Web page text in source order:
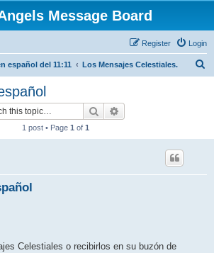
Message Board
Login
Register
español del 11:11 Los Mensajes Celestiales.
Search
1 post • Page 1 of 1
Celestiales o recibirlos en su buzón de